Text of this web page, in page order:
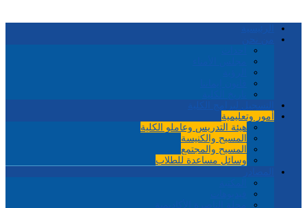
أمور وتعليمية
هيئة التدريس وعاملو الكلية
المسيح والكنيسة
المسيح والمجتمع
وسائل مساعدة للطلاب